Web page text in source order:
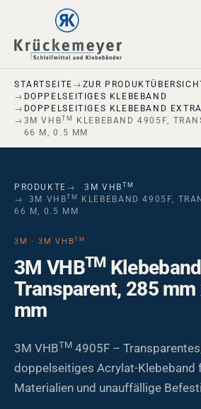
Skip to main navigation
Skip to main content
Skip to page footer
STARTSEITE
ZUR
DOPPELSEITIGES KLEBEBAND
DOPPELSEITIGES KLEBEBAND
3M VHBTM
KLEBEBAND 4905F,
66 M, 0.5 MM
PRODUKTE 3M VHB TM
3M VHBTM
KLEBEBAND 4905F,
66 M, 0.5 MM
3M · 3M VHBTM
3M VHBTM
Transparent, 285 mm
mm
3M VHBTM 4905F –
doppelseitiges Acrylat-Klebeband
Materialien und unauffällige